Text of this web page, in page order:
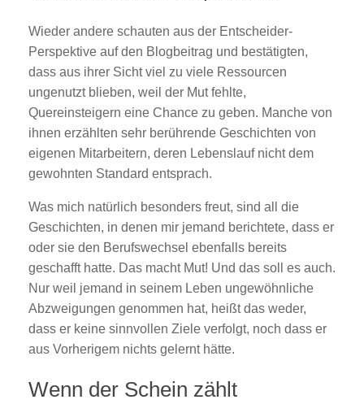
Wieder andere schauten aus der Entscheider-
Perspektive auf den Blogbeitrag und bestätigten,
dass aus ihrer Sicht viel zu viele Ressourcen
ungenutzt blieben, weil der Mut fehlte,
Quereinsteigern eine Chance zu geben. Manche von
ihnen erzählten sehr berührende Geschichten von
eigenen Mitarbeitern, deren Lebenslauf nicht dem
gewohnten Standard entsprach.
Was mich natürlich besonders freut, sind all die
Geschichten, in denen mir jemand berichtete, dass er
oder sie den Berufswechsel ebenfalls bereits
geschafft hatte. Das macht Mut! Und das soll es auch.
Nur weil jemand in seinem Leben ungewöhnliche
Abzweigungen genommen hat, heißt das weder,
dass er keine sinnvollen Ziele verfolgt, noch dass er
aus Vorherigem nichts gelernt hätte.
Wenn der Schein zählt